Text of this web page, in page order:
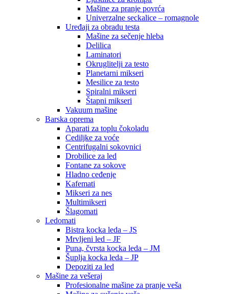
Mašine za pranje povrća
Univerzalne seckalice – romagnole
Uređaji za obradu testa
Mašine za sečenje hleba
Delilica
Laminatori
Okruglitelji za testo
Planetarni mikseri
Mesilice za testo
Spiralni mikseri
Štapni mikseri
Vakuum mašine
Barska oprema
Aparati za toplu čokoladu
Cediljke za voće
Centrifugalni sokovnici
Drobilice za led
Fontane za sokove
Hladno ceđenje
Kafemati
Mikseri za nes
Multimikseri
Šlagomati
Ledomati
Bistra kocka leda – JS
Mrvljeni led – JF
Puna, čvrsta kocka leda – JM
Šuplja kocka leda – JP
Depoziti za led
Mašine za vešeraj
Profesionalne mašine za pranje veša